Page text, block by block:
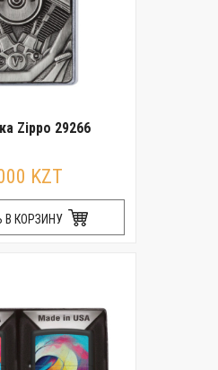
Zippo 29266
KZT
В КОРЗИНУ